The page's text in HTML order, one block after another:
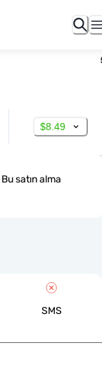
$8.49
Bu satın alma
SMS